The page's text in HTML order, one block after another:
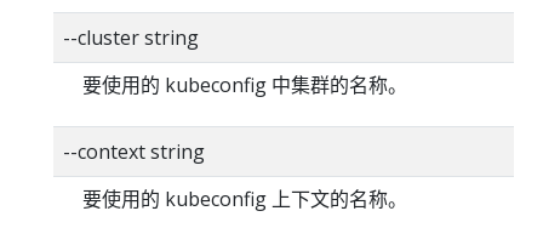
--cluster string
要使用的 kubeconfig 中集群的名称。
--context string
要使用的 kubeconfig 上下文的名称。